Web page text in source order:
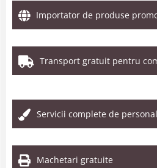
Importator de produse
Transport gratuit pentru
Servicii complete de
Machetari gratuite